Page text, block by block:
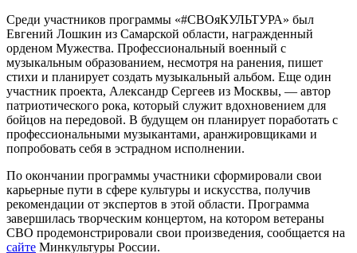
Среди участников программы «#СВОяКУЛЬТУРА» был
Евгений Лошкин из Самарской области, награжденный
орденом Мужества. Профессиональный военный с
музыкальным образованием, несмотря на ранения, пишет
стихи и планирует создать музыкальный альбом. Еще один
участник проекта, Александр Сергеев из Москвы, — автор
патриотического рока, который служит вдохновением для
бойцов на передовой. В будущем он планирует поработать с
профессиональными музыкантами, аранжировщиками и
попробовать себя в эстрадном исполнении.
По окончании программы участники сформировали свои
карьерные пути в сфере культуры и искусства, получив
рекомендации от экспертов в этой области. Программа
завершилась творческим концертом, на котором ветераны
СВО продемонстрировали свои произведения, сообщается на
сайте Минкультуры России.